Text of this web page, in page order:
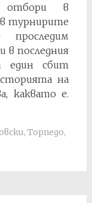
отбори в
турнирите
последния
един сбит
на
каквато е.
, Торпедо,